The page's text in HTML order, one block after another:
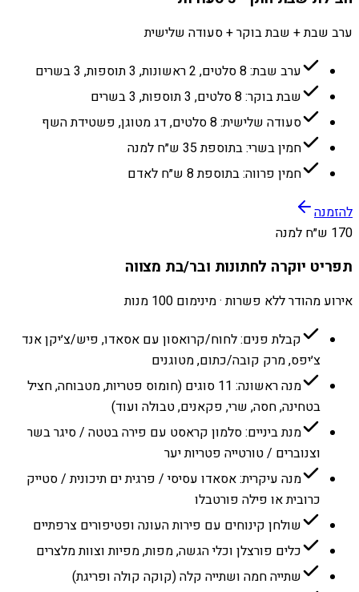
ערב שבת + שבת בוקר + סעודה שלישית
ערב שבת: 8 סלטים, 2 ראשונות, 3 תוספות, 3 בשרים
שבת בוקר: 8 סלטים, 3 תוספות, 3 בשרים
סעודה שלישית: 8 סלטים, דג מטוגן, פשטידת השף
חמין בשרי: בתוספת 35 ש״ח למנה
חמין פרווה: בתוספת 8 ש״ח לאדם
להזמנה
170 ש״ח למנה
תפריט יוקרה לחתונות ובר/בת מצווה
אירוע מהודר ללא פשרות · מינימום 100 מנות
קבלת פנים: לחוח/קרואסון עם אסאדו, פיש/צ׳יקן אנד
צ׳יפס, מרק קובה/כתום, מטוגנים
מנה ראשונה: 11 סוגים (חומוס פטריות, מטבוחה, חציל
בטחינה, חסה, שרי, פקאנים, טבולה ועוד)
מנת ביניים: סלמון קראסט עם פירה בטטה / סיגר בשר
וצנוברים / טורטייה פטריות יער
מנה עיקרית: אסאדו עסיסי / פרגית ים תיכונית / סטייק
כרובית או פילה פורטבלו
שולחן קינוחים עם פירות העונה ופטיפורים צרפתיים
כלים פורצלן וכלי הגשה, מפות, מפיות וצוות מלצרים
שתייה חמה ושתייה קלה (קוקה קולה ופריגת)